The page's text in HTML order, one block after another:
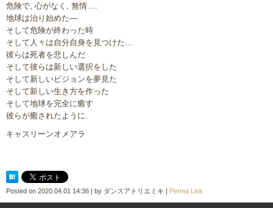
危険で, 心がなく, 無情….
地球は治り始めた—
そして危険が終わった時
そして人々は自分自身を見つけた…
彼らは死者を悲しんだ
そして彼らは新しい選択をした
そして新しいビジョンを夢見た
そして新しい生き方を作った
そして地球を完全に癒す
彼らが癒されたように.
キャスリーンオメアラ
Posted on 2020.04.01 14:36 | by ダンスアトリエミキ | Perma Link